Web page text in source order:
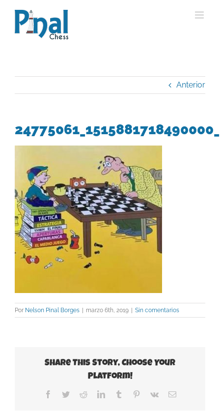
contenido
Anterior
Por Nelson Pinal Borges | marzo 6th, 2019 | Sin comentarios
Share This Story, Choose Your
Platform!
Facebook
TwitterRedditLinkedInTumblr Pinterest
Vk
Correo